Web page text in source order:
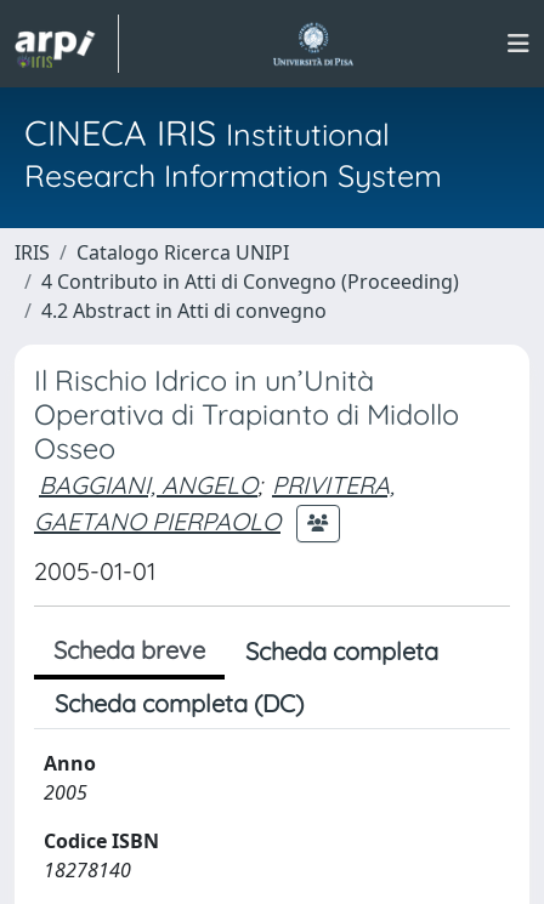
CINECA IRIS Institutional
Research Information System
IRIS
Catalogo Ricerca UNIPI
4 Contributo in Atti di Convegno (Proceeding)
4.2 Abstract in Atti di convegno
Il Rischio Idrico in un’Unità
Operativa di Trapianto di Midollo
Osseo
BAGGIANI, ANGELO; PRIVITERA,
GAETANO PIERPAOLO
2005-01-01
Scheda breve
Scheda completa
Scheda completa (DC)
Anno
2005
Codice ISBN
18278140